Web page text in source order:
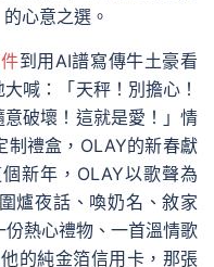
心意之選。
到用AI譜寫傳牛土豪看
喊：「天秤！別擔心！
破壞！這就是愛！」情
制禮盒，OLAY的新春獻
新年，OLAY以歌聲為
爐夜話、喚奶名、敘家
份熱心禮物、一首溫情歌
的純金箔信用卡，那張